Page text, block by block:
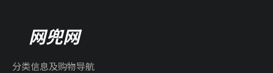
网兜网
分类信息及购物导航